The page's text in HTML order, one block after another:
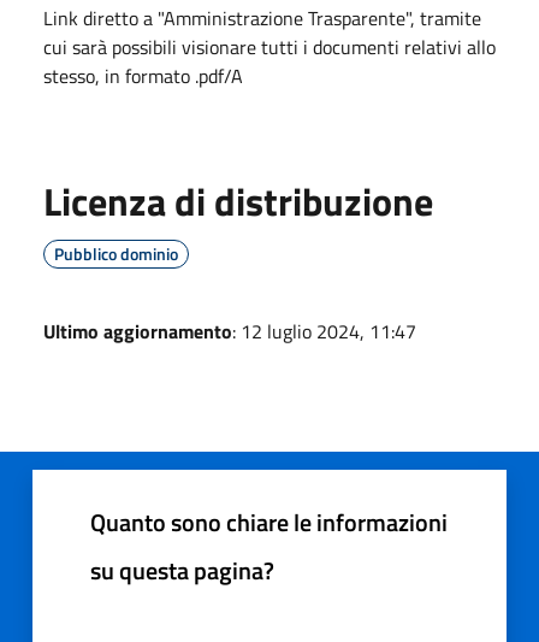
Link diretto a "Amministrazione Trasparente", tramite
cui sarà possibili visionare tutti i documenti relativi allo
stesso, in formato .pdf/A
Licenza di distribuzione
Pubblico dominio
Ultimo aggiornamento: 12 luglio 2024, 11:47
Quanto sono chiare le informazioni
su questa pagina?